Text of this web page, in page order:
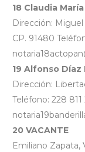
18 Claudia
Dirección:
CP. 91480
19 Alfonso Díaz
Dirección:
Teléfono: 228
20 VACANTE
Emiliano Zapata,